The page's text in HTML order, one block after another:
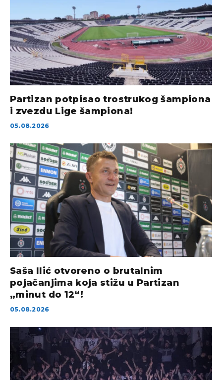
Partizan potpisao trostrukog šampiona
i zvezdu Lige šampiona!
05.08.2026
Saša Ilić otvoreno o brutalnim
pojačanjima koja stižu u Partizan
„minut do 12“!
05.08.2026